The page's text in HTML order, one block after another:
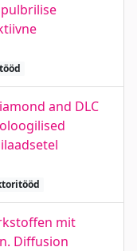
and DLC
mit
Diffusion